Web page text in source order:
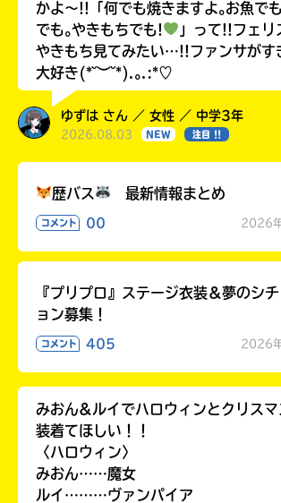
かよ〜!!「何でも焼きますよ｡お魚で
でも｡やきもちでも!
」って!!フェリ
やきもち見てみたい…!!ファンサがす
大好き(*˘︶˘*).｡.:*♡
ゆずは さん ／ 女性 ／ 中学3年
2026.08.03 NEW 注目 !!
歴バス 最新情報まとめ
コメント 00 2026
『プリプロ』ステージ衣装＆夢のシ
ョン募集！
コメント 405 2026
みおん&ルイでハロウィンとクリスマ
装着てほしい！！
〈ハロウィン〉
みおん……魔女
ルイ………ヴァンパイア